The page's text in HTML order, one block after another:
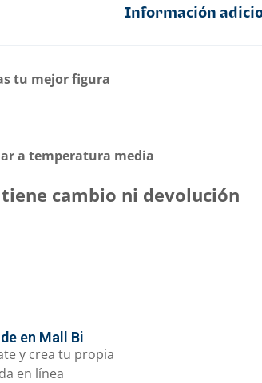
Información
tu mejor figura
a temperatura media
cambio ni devolución
en Mall Bi
y crea tu propia
en línea